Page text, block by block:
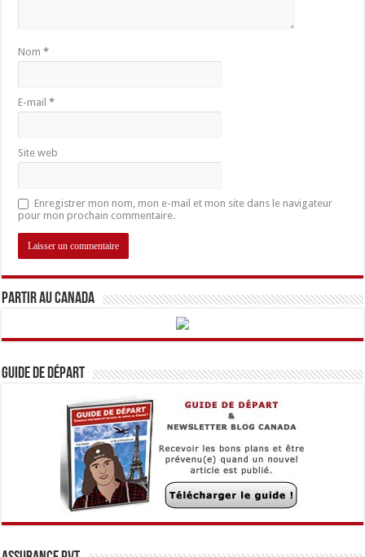
Nom*
E-mail*
Site web
Enregistrer mon nom, mon e-mail et mon site dans le navigateur
pour mon prochain commentaire.
Partir au Canada
Guide de départ